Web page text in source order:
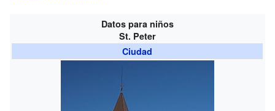
Datos para niños
St. Peter
Ciudad